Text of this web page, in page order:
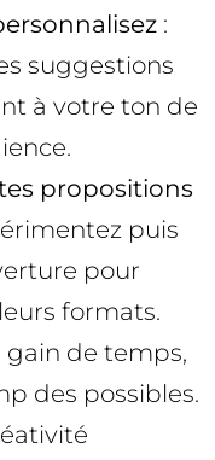
:
suggestions
à votre ton de
propositions
puis
pour
formats.
gain de temps,
des possibles.